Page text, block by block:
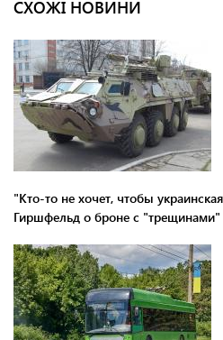
СХОЖІ НОВИНИ
"Кто-то не хочет, чтобы
Гиршфельд о броне с "трещинами"